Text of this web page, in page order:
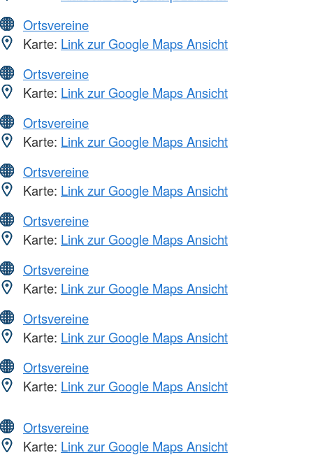
Ortsvereine
Karte: Link zur Google Maps Ansicht
Ortsvereine
Karte: Link zur Google Maps Ansicht
Ortsvereine
Karte: Link zur Google Maps Ansicht
Ortsvereine
Karte: Link zur Google Maps Ansicht
Ortsvereine
Karte: Link zur Google Maps Ansicht
Ortsvereine
Karte: Link zur Google Maps Ansicht
Ortsvereine
Karte: Link zur Google Maps Ansicht
Ortsvereine
Karte: Link zur Google Maps Ansicht
Ortsvereine
Karte: Link zur Google Maps Ansicht